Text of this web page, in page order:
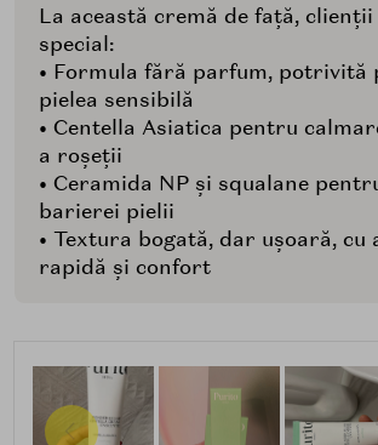
La această cremă de față,
special:
• Formula fără parfum, potrivită
pielea sensibilă
• Centella Asiatica pentru
a roșeții
• Ceramida NP și squalane
barierei pielii
• Textura bogată, dar ușoară, cu
rapidă și confort